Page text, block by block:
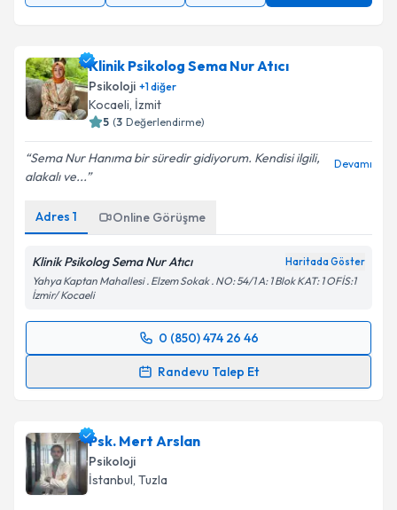
Klinik Psikolog Sema Nur Atıcı
Psikoloji +1diğer
Kocaeli, İzmit
5 (3 Değerlendirme)
Sema Nur Hanıma bir süredir gidiyorum. Kendisi ilgili,
alakalı ve...
Devamı
Adres 1 Online Görüşme
Klinik Psikolog Sema Nur Atıcı Haritada Göster
Yahya Kaptan Mahallesi . Elzem Sokak . NO: 54/1 A: 1 Blok KAT: 1 OFİS:1
İzmir/ Kocaeli
0 (850) 474 26 46
Randevu Talep Et
Randevu Takvimi Talebi
için bir takvim hazırlandığında e-posta ile
bilgilendireceğiz.
E-posta Adresiniz
Psk. Mert Arslan
Psikoloji
İstanbul, Tuzla